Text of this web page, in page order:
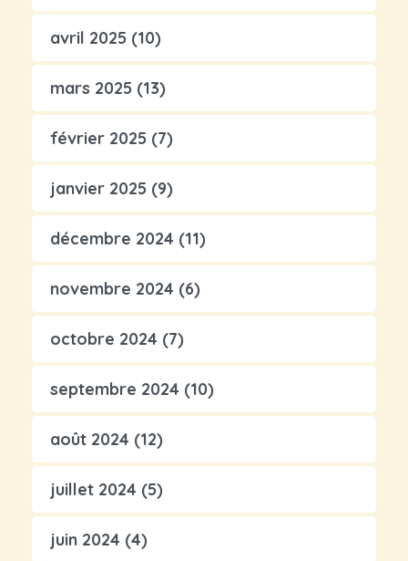
avril 2025 (10)
mars 2025 (13)
février 2025 (7)
janvier 2025 (9)
décembre 2024 (11)
novembre 2024 (6)
octobre 2024 (7)
septembre 2024 (10)
août 2024 (12)
juillet 2024 (5)
juin 2024 (4)